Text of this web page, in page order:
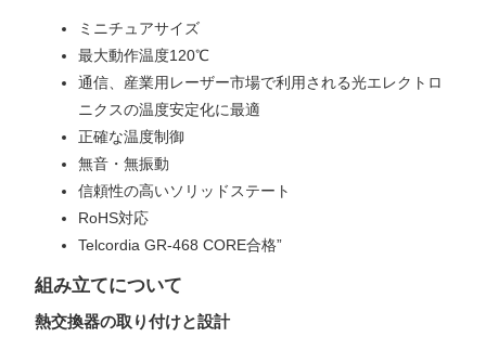
ミニチュアサイズ
最大動作温度120℃
通信、産業用レーザー市場で利用される光エレクトロ
ニクスの温度安定化に最適
正確な温度制御
無音・無振動
信頼性の高いソリッドステート
RoHS対応
Telcordia GR-468 CORE合格”
組み立てについて
熱交換器の取り付けと設計